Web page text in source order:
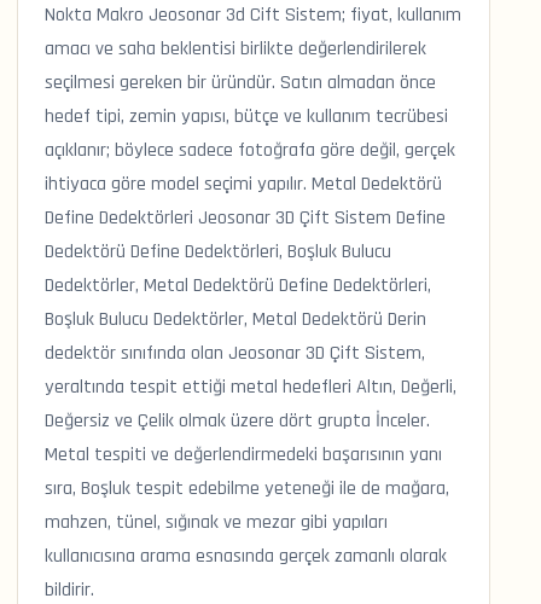
Nokta Makro Jeosonar 3d Cift Sistem; fiyat, kullanım
amacı ve saha beklentisi birlikte değerlendirilerek
seçilmesi gereken bir üründür. Satın almadan önce
hedef tipi, zemin yapısı, bütçe ve kullanım tecrübesi
açıklanır; böylece sadece fotoğrafa göre değil, gerçek
ihtiyaca göre model seçimi yapılır. Metal Dedektörü
Define Dedektörleri Jeosonar 3D Çift Sistem Define
Dedektörü Define Dedektörleri, Boşluk Bulucu
Dedektörler, Metal Dedektörü Define Dedektörleri,
Boşluk Bulucu Dedektörler, Metal Dedektörü Derin
dedektör sınıfında olan Jeosonar 3D Çift Sistem,
yeraltında tespit ettiği metal hedefleri Altın, Değerli,
Değersiz ve Çelik olmak üzere dört grupta İnceler.
Metal tespiti ve değerlendirmedeki başarısının yanı
sıra, Boşluk tespit edebilme yeteneği ile de mağara,
mahzen, tünel, sığınak ve mezar gibi yapıları
kullanıcısına arama esnasında gerçek zamanlı olarak
bildirir.